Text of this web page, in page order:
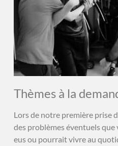
Thèmes à la
Lors de notre première prise
des problèmes éventuels
eus ou pourrait vivre au